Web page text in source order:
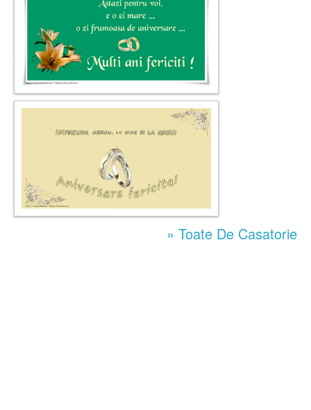
» Toate De Casatorie